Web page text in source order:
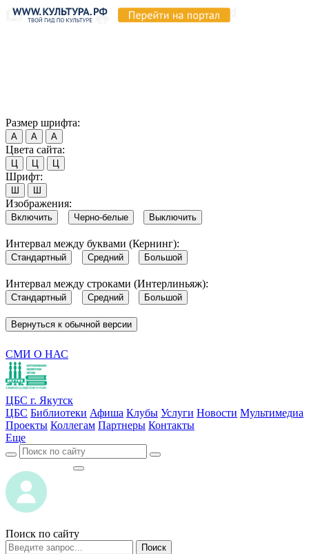
Размер шрифта:
А А А
Цвета сайта:
Ц Ц Ц
Шрифт:
Ш Ш
Изображения:
Включить Черно-белые Выключить
Интервал между буквами (Кернинг):
Стандартный Средний Большой
Интервал между строками (Интерлиньяж):
Стандартный Средний Большой
Вернуться к обычной версии
СМИ О НАС
ЦБС г. Якутск
ЦБС Библиотеки Афиша Клубы Услуги Новости Мультимедиа
Проекты Коллегам Партнеры Контакты
Еще
Поиск по сайту
Поиск